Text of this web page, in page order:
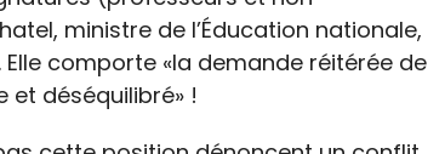
ministre de l’Éducation nationale,
comporte «la demande réitérée de
déséquilibré» !